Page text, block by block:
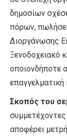
δημοσίων
πόρων,
Διοργάνωσης
Ξενοδοχειακό
οποιονδήποτε
Σκοπός του
αποφέρει